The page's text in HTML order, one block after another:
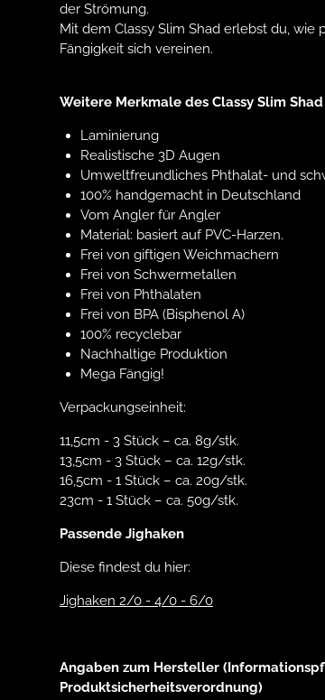
der Strömung.
Mit dem Classy Slim Shad erlebst du, wie
Fängigkeit sich vereinen.
Weitere Merkmale des Classy Slim Shad
Laminierung
Realistische 3D Augen
Umweltfreundliches Phthalat- und
100% handgemacht in Deutschland
Vom Angler für Angler
Material: basiert auf PVC-Harzen.
Frei von giftigen Weichmachern
Frei von Schwermetallen
Frei von Phthalaten
Frei von BPA (Bisphenol A)
100% recyclebar
Nachhaltige Produktion
Mega Fängig!
Verpackungseinheit:
11,5cm - 3 Stück – ca. 8g/stk.
13,5cm - 3 Stück – ca. 12g/stk.
16,5cm - 1 Stück – ca. 20g/stk.
23cm - 1 Stück – ca. 50g/stk.
Passende Jighaken
Diese findest du hier:
Jighaken 2/0 - 4/0 - 6/0
Angaben zum Hersteller
Produktsicherheitsverordnung)